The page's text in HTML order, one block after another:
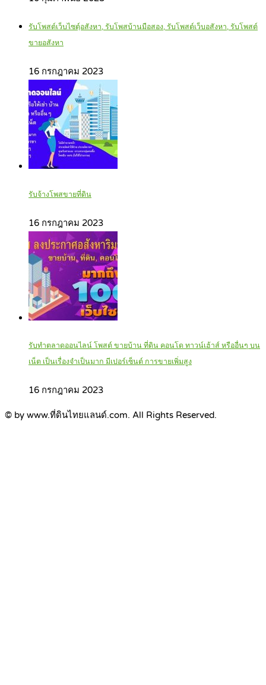
รับโพสต์เว็บไซตฺ์อสังหา, รับโพสบ้านมือสอง, รับโพสต์เว็บอสังหา, รับโพสต์
ขายอสังหา
16 กรกฎาคม 2023
รับจ้างโพสขายที่ดิน
16 กรกฎาคม 2023
รับทำตลาดออนไลน์ โพสต์ ขายบ้าน ที่ดิน คอนโด ทาวน์เฮ้าส์ หรืออื่นๆ บน
เน็ต เป็นเรื่องจำเป็นมาก มีเปอร์เซ็นต์ การขายเพิ่มสูง
16 กรกฎาคม 2023
© by www.ที่ดินไทยแลนด์.com. All Rights Reserved.